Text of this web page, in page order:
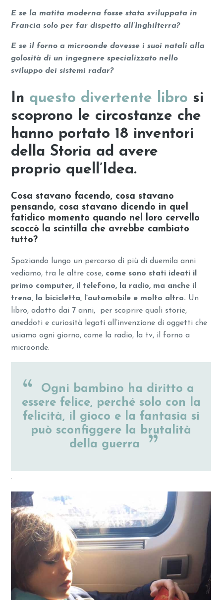
E se la matita moderna fosse stata sviluppata in
Francia solo per far dispetto all’Inghilterra?
E se il forno a microonde dovesse i suoi natali alla
golosità di un ingegnere specializzato nello
sviluppo dei sistemi radar?
In questo divertente libro si
scoprono le circostanze che
hanno portato 18 inventori
della Storia ad avere
proprio quell’Idea.
Cosa stavano facendo, cosa stavano
pensando, cosa stavano dicendo in quel
fatidico momento quando nel loro cervello
scoccò la scintilla che avrebbe cambiato
tutto?
Spaziando lungo un percorso di più di duemila anni
vediamo, tra le altre cose, come sono stati ideati il
primo computer, il telefono, la radio, ma anche il
treno, la bicicletta, l’automobile e molto altro. Un
libro, adatto dai 7 anni, per scoprire quali storie,
aneddoti e curiosità legati all’invenzione di oggetti che
usiamo ogni giorno, come la radio, la tv, il forno a
microonde.
Ogni bambino ha diritto a
essere felice, perché solo con la
felicità, il gioco e la fantasia si
può sconfiggere la brutalità
della guerra
.